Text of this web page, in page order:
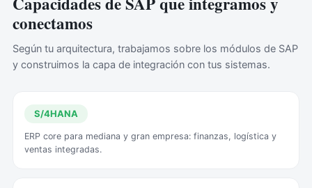
conectamos
Según tu arquitectura, trabajamos sobre los módulos de SAP
y construimos la capa de integración con tus sistemas.
S/4HANA
ERP core para mediana y gran empresa: finanzas, logística y
ventas integradas.